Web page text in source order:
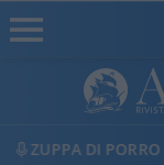
ECONOMIA